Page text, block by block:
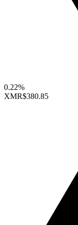
0.22%
XMR$380.85